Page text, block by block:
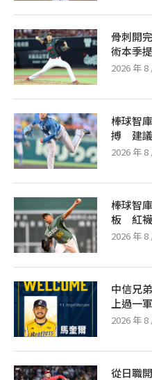
骨刺開
術本季
2026 年 8
棒球智
搏 建議
2026 年 8
棒球智
板 紅襪
2026 年 8
中信兄
上過一軍
2026 年 8
從日職